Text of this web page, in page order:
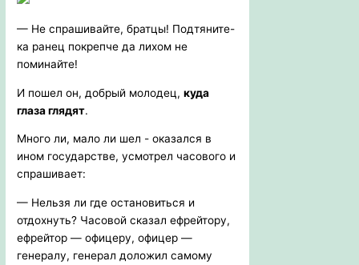
— Не спрашивайте, братцы! Подтяните-
ка ранец покрепче да лихом не
поминайте!
И пошел он, добрый молодец,куда
глаза глядят.
Много ли, мало ли шел - оказался в
ином государстве, усмотрел часового и
спрашивает:
— Нельзя ли где остановиться и
отдохнуть? Часовой сказал ефрейтору,
ефрейтор — офицеру, офицер —
генералу, генерал доложил самому